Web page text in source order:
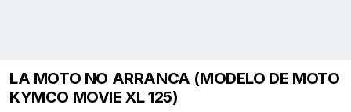
LA MOTO NO ARRANCA (MODELO DE MOTO
KYMCO MOVIE XL 125)